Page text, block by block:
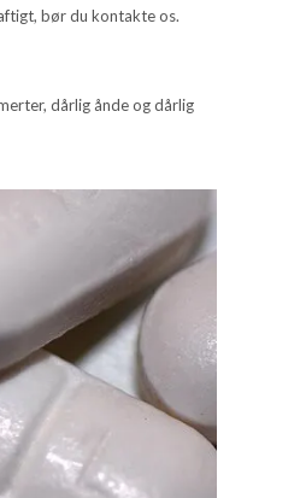
bør du kontakte os.
dårlig ånde og dårlig